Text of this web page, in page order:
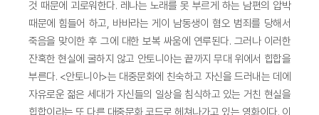
것 때문에 괴로워한다. 레나는 노래를 못 부르게 하는 남편의 압박
때문에 힘들어 하고, 바바라는 게이 남동생이 혐오 범죄를 당해서
죽음을 맞이한 후 그에 대한 보복 싸움에 연루된다. 그러나 이러한
잔혹한 현실에 굴하지 않고 안토니아는 끝까지 무대 위에서 힙합을
부른다. <안토니아>는 대중문화에 친숙하고 자신을 드러내는 데에
자유로운 젊은 세대가 자신들의 일상을 침식하고 있는 거친 현실을
힙합이라는 또 다른 대중문화 코드로 헤쳐나가고 있는 영화이다. 이